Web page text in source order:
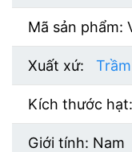
Mã sản phẩm:
Xuất xứ:
Kích thước hạt:
Giới tính: Nam